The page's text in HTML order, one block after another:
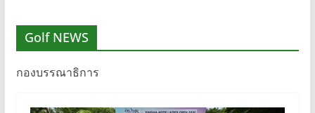
Golf NEWS
กองบรรณาธิการ